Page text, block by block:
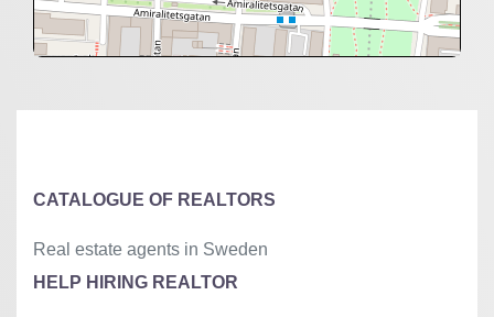
CATALOGUE OF REALTORS
Real estate agents in Sweden
HELP HIRING REALTOR